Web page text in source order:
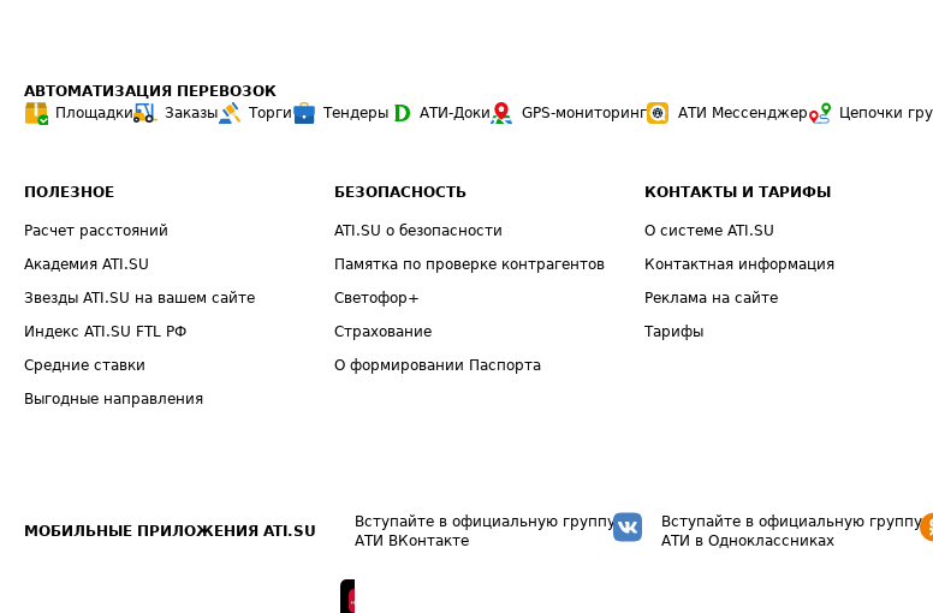
АВТОМАТИЗАЦИЯ ПЕРЕВОЗОК
Площадки
Заказы Торги Тендеры АТИ-Доки GPS-мониторинг АТИ Мессенджер Цепочки
ПОЛЕЗНОЕ
Расчет расстояний
Академия ATI.SU
Звезды ATI.SU на вашем сайте
Индекс ATI.SU FTL РФ
Средние ставки
Выгодные направления
БЕЗОПАСНОСТЬ
ATI.SU о безопасности
Памятка по проверке контрагентов
Светофор+
Страхование
О формировании Паспорта
КОНТАКТЫ И ТАРИФЫ
О системе ATI.SU
Контактная информация
Реклама на сайте
Тарифы
МОБИЛЬНЫЕ ПРИЛОЖЕНИЯ ATI.SU
Вступайте в официальную группу
АТИ ВКонтакте
Вступайте в официальную группу
АТИ в Одноклассниках